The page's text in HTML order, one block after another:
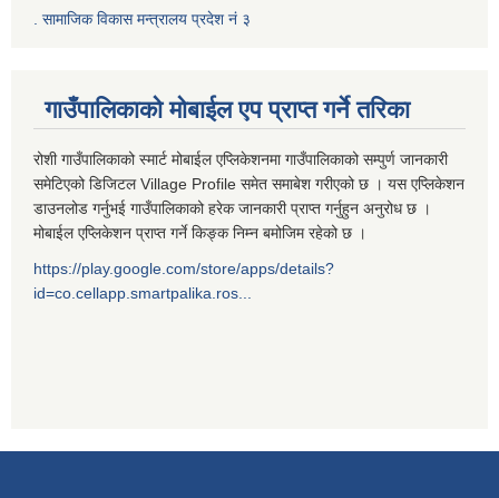
सामाजिक विकास मन्त्रालय प्रदेश नं ३
गाउँपालिकाको मोबाईल एप प्राप्त गर्ने तरिका
रोशी गाउँपालिकाको स्मार्ट मोबाईल एप्लिकेशनमा गाउँपालिकाको सम्पुर्ण जानकारी
समेटिएको डिजिटल Village Profile समेत समाबेश गरीएको छ । यस एप्लिकेशन
डाउनलोड गर्नुभई गाउँपालिकाको हरेक जानकारी प्राप्त गर्नुहुन अनुरोध छ ।
मोबाईल एप्लिकेशन प्राप्त गर्ने किङ्क निम्न बमोजिम रहेको छ ।
https://play.google.com/store/apps/details?
id=co.cellapp.smartpalika.ros...